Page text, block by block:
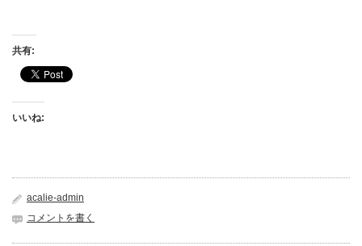
共有:
いいね:
acalie-admin
コメントを書く